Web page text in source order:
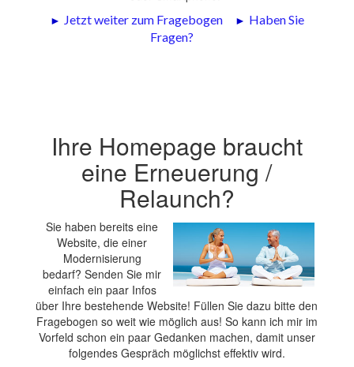
► Jetzt weiter zum Fragebogen ► Haben Sie
Fragen?
Ihre Homepage braucht
eine Erneuerung /
Relaunch?
Sie haben bereits eine
Website, die einer
Modernisierung
bedarf? Senden Sie mir
einfach ein paar Infos
über Ihre bestehende Website! Füllen Sie dazu bitte den
Fragebogen so weit wie möglich aus! So kann ich mir im
Vorfeld schon ein paar Gedanken machen, damit unser
folgendes Gespräch möglichst effektiv wird.